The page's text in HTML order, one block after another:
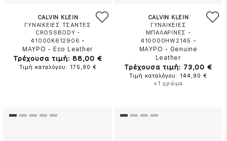
CALVIN KLEIN
ΓΥΝΑΙΚΕΙΕΣ ΤΣΑΝΤΕΣ
CROSSBODY -
41000K612906 -
ΜΑΥΡΟ - Eco Leather
Τρέχουσα τιμή: 88,00 €
Τιμή καταλόγου: 175,90 €
CALVIN KLEIN
ΓΥΝΑΙΚΕΙΕΣ
ΜΠΑΛΑΡΙΝΕΣ -
410000HW2145 -
ΜΑΥΡΟ - Genuine
Leather
Τρέχουσα τιμή: 73,00 €
Τιμή καταλόγου: 144,90 €
+1 χρώμα